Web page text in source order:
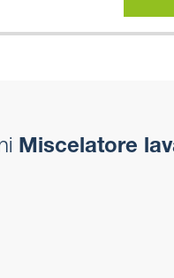
Miscelatore